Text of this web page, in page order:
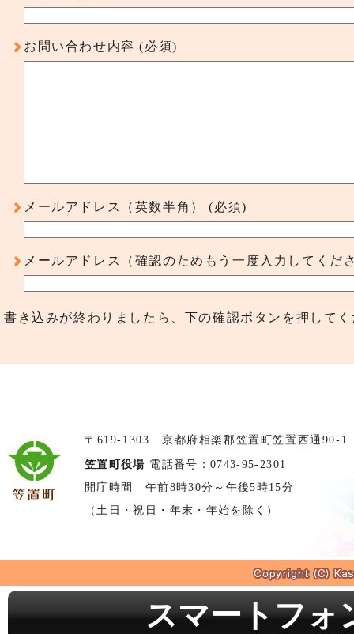
お問い合わせ内容 (必須)
メールアドレス（英数半角） (必須)
メールアドレス（確認のためもう一度入力してくだ
書き込みが終わりましたら、下の確認ボタンを押して
〒619-1303 京都府相楽郡笠置町笠置西通90-1
笠置町役場 電話番号：0743-95-2301
開庁時間 午前8時30分～午後5時15分
（土日・祝日・年末・年始を除く）
スマートフォ